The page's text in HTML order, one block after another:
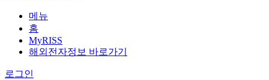
메뉴
홈
MyRISS
해외전자정보 바로가기
로그인